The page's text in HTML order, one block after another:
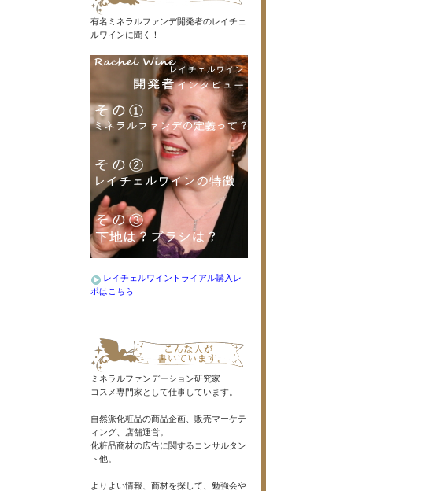
有名ミネラルファンデ開発者のレイチェ
ルワインに聞く！
レイチェルワイントライアル購入レ
ポはこちら
ミネラルファンデーション研究家
コスメ専門家として仕事しています。
自然派化粧品の商品企画、販売マーケテ
ィング、店舗運営。
化粧品商材の広告に関するコンサルタン
ト他。
よりよい情報、商材を探して、勉強会や